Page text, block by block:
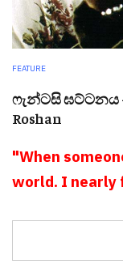
FEATURE
ෆැන්ටසි ඝට්ටනය -
Roshan
"When
world. I nearly